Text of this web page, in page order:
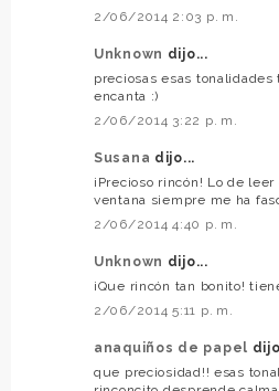
2/06/2014 2:03 p. m.
Unknown dijo...
preciosas esas tonalidades
encanta :)
2/06/2014 3:22 p. m.
Susana dijo...
¡Precioso rincón! Lo de
ventana siempre me ha
2/06/2014 4:40 p. m.
Unknown dijo...
¡Que rincón tan bonito!
2/06/2014 5:11 p. m.
anaquiños de papel
que preciosidad!! esas